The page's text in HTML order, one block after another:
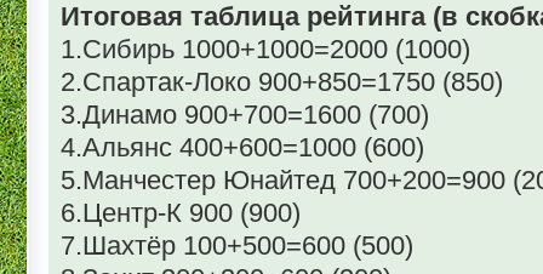
Итоговая таблица рейтинга (в
1.Сибирь 1000+1000=2000 (1000)
2.Спартак-Локо 900+850=1750 (850)
3.Динамо 900+700=1600 (700)
4.Альянс 400+600=1000 (600)
5.Манчестер Юнайтед 700+200=900
6.Центр-К 900 (900)
7.Шахтёр 100+500=600 (500)